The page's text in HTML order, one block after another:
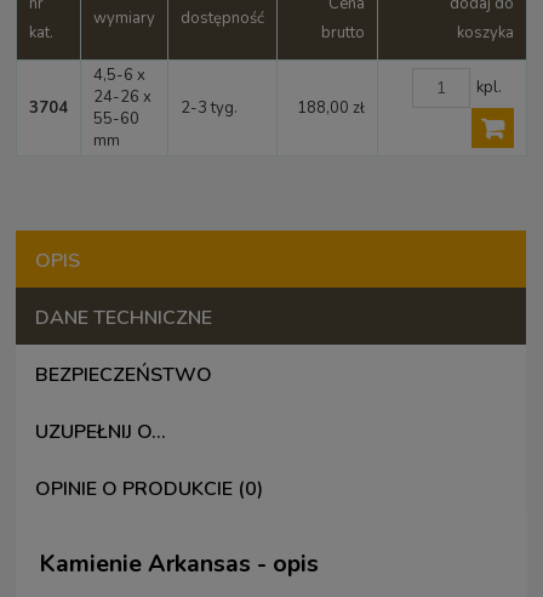
kat.
wymiary dostępność
brutto
koszyka
3704
4,5-6 x
24-26 x
55-60
mm
2-3 tyg. 188,00 zł
kpl.
OPIS
DANE TECHNICZNE
BEZPIECZEŃSTWO
UZUPEŁNIJ O...
OPINIE O PRODUKCIE (0)
Kamienie Arkansas - opis